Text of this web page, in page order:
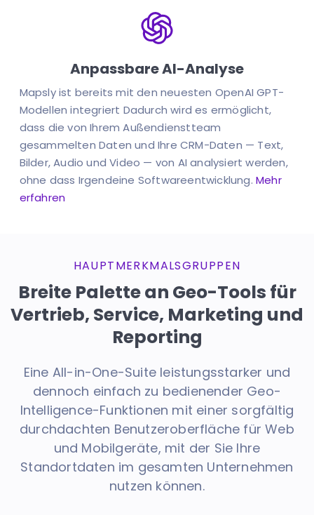
Anpassbare AI-Analyse
Mapsly ist bereits mit den neuesten OpenAI GPT-
Modellen integriert Dadurch wird es ermöglicht,
dass die von Ihrem Außendienstteam
gesammelten Daten und Ihre CRM-Daten — Text,
Bilder, Audio und Video — von AI analysiert werden,
ohne dass Irgendeine Softwareentwicklung.Mehr
erfahren
HAUPTMERKMALSGRUPPEN
Breite Palette an Geo-Tools für
Vertrieb, Service, Marketing und
Reporting
Eine All-in-One-Suite leistungsstarker und
dennoch einfach zu bedienender Geo-
Intelligence-Funktionen mit einer sorgfältig
durchdachten Benutzeroberfläche für Web
und Mobilgeräte, mit der Sie Ihre
Standortdaten im gesamten Unternehmen
nutzen können.